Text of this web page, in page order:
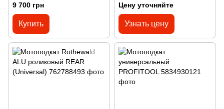
9 700 грн
Купить
Цену уточняйте
Узнать цену